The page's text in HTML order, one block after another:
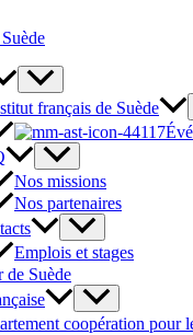
français de Suède
Nos missions
Nos partenaires
Emplois et stages
de Suède
coopération pour